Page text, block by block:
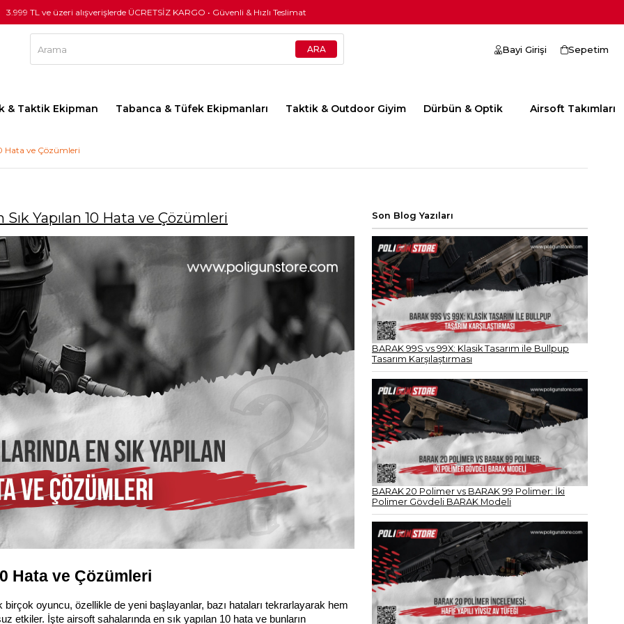
3.999 TL ve üzeri alışverişlerde ÜCRETSİZ KARGO • Güvenli & Hızlı Teslimat
& Taktik Ekipman Tabanca & Tüfek Ekipmanları Taktik & Outdoor Giyim Dürbün & Optik Airsoft Takımları
Sepetim
Bayi Girişi
Hata ve Çözümleri
Yapılan 10 Hata ve Çözümleri
Hata ve Çözümleri
oyuncu, özellikle de yeni başlayanlar, bazı hataları tekrarlayarak hem
etkiler. İşte airsoft sahalarında en sık yapılan 10 hata ve bunların
Son Blog Yazıları
BARAK 99S vs 99X: Klasik Tasarım ile Bullpup
Tasarım Karşılaştırması
BARAK 20 Polimer vs BARAK 99 Polimer: İki
Polimer Gövdeli BARAK Modeli